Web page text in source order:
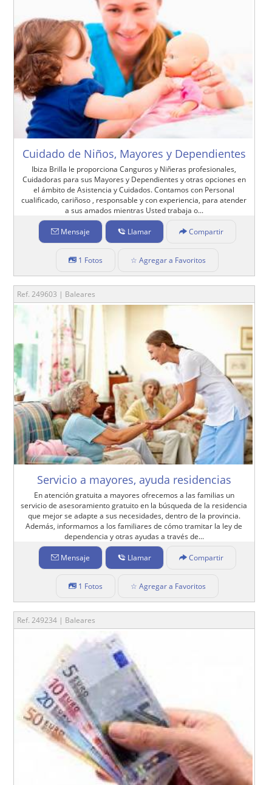
Cuidado de Niños, Mayores y Dependientes
Ibiza Brilla le proporciona Canguros y Niñeras profesionales,
Cuidadoras para sus Mayores y Dependientes y otras opciones en
el ámbito de Asistencia y Cuidados. Contamos con Personal
cualificado, cariñoso , responsable y con experiencia, para atender
a sus amados mientras Usted trabaja o...
Mensaje Llamar Compartir
1 Fotos ☆ Agregar a Favoritos
Ref. 249603 | Baleares
Servicio a mayores, ayuda residencias
En atención gratuita a mayores ofrecemos a las familias un
servicio de asesoramiento gratuito en la búsqueda de la residencia
que mejor se adapte a sus necesidades, dentro de la provincia.
Además, informamos a los familiares de cómo tramitar la ley de
dependencia y otras ayudas a través de...
Mensaje Llamar Compartir
1 Fotos ☆ Agregar a Favoritos
Ref. 249234 | Baleares